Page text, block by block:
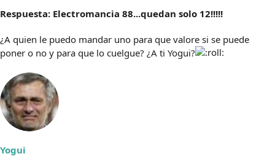
Respuesta: Electromancia 88...quedan solo 12!!!!!
¿A quien le puedo mandar uno para que valore si se puede
poner o no y para que lo cuelgue? ¿A ti Yogui?
Yogui